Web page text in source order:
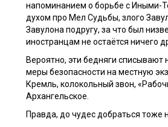
напоминанием о борьбе с Иными-
духом про Мел Судьбы, злого
Завулона подругу, за что был
иностранцам не остаётся ничего
Вероятно, эти бедняги списывают
меры безопасности на местную
Кремль, колокольный звон,
Архангельское.
Правда, до чудес добраться тоже